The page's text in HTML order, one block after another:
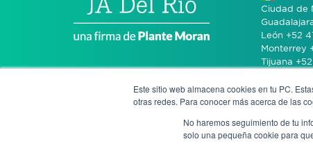
Este sitio web almacena cookies en tu PC.
otras redes. Para conocer más acerca de las
No haremos seguimiento de tu
solo una pequeña cookie para
Ciudad de
León +52
Monterrey
Tijuana
Bogotá